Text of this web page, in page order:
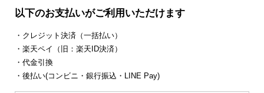
以下のお支払いがご利用いただけます
・クレジット決済（一括払い）
・楽天ペイ（旧：楽天ID決済）
・代金引換
・後払い(コンビニ・銀行振込・LINE Pay)